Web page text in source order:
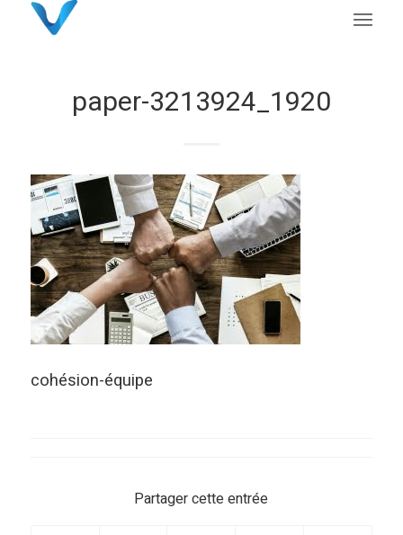
paper-3213924_1920
cohésion-équipe
Partager cette entrée